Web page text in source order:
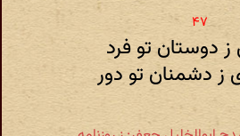
ز دوستان تو فرد
ز دشمنان تو دور